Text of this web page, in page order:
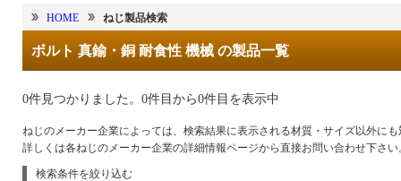
HOME ねじ製品検索
ボルト 真鍮・銅 耐食性 機械 の製品一覧
0件見つかりました。0件目から0件目を表示中
ねじのメーカー企業によっては、検索結果に表示される材質・サイズ以外に
詳しくは各ねじのメーカー企業の詳細情報ページから直接お問い合わせ下さい
検索条件を絞り込む